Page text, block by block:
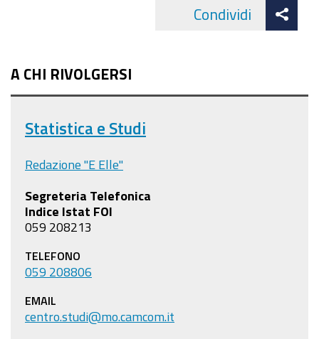
Condividi
A CHI RIVOLGERSI
Statistica e Studi
Redazione "E Elle"
Segreteria Telefonica
Indice Istat FOI
059 208213
TELEFONO
059 208806
EMAIL
centro.studi@mo.camcom.it